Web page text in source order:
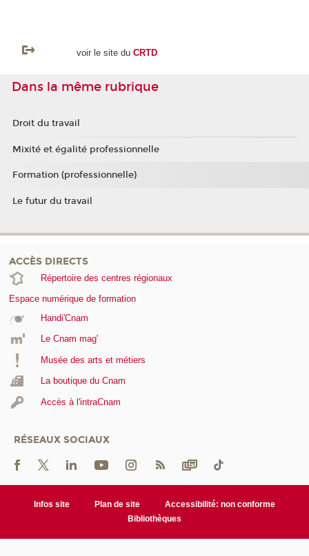
voir le site du CRTD
Dans la même rubrique
Droit du travail
Mixité et égalité professionnelle
Formation (professionnelle)
Le futur du travail
ACCÈS DIRECTS
Répertoire des centres régionaux
Espace numérique de formation
Handi'Cnam
Le Cnam mag'
Musée des arts et métiers
La boutique du Cnam
Accès à l'intraCnam
RÉSEAUX SOCIAUX
Infos site Plan de site
Accessibilité: non conforme
Bibliothèques